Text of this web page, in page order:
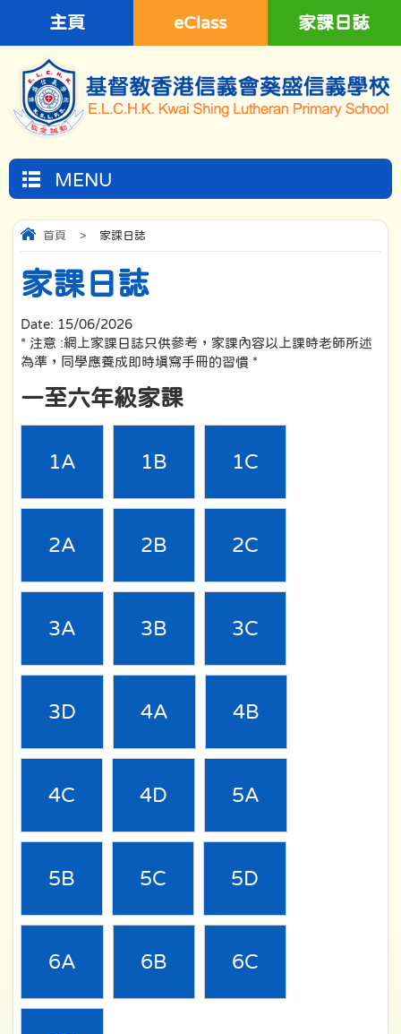
主頁 eClass 家課日誌
MENU
首頁 > 家課日誌
家課日誌
Date: 15/06/2026
* 注意 :網上家課日誌只供參考，家課內容以上課時老師所述
為準，同學應養成即時填寫手冊的習慣 *
一至六年級家課
1A 1B 1C
2A 2B 2C
3A 3B 3C
3D 4A 4B
4C 4D 5A
5B 5C 5D
6A 6B 6C